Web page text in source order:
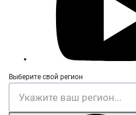
Выберите свой регион